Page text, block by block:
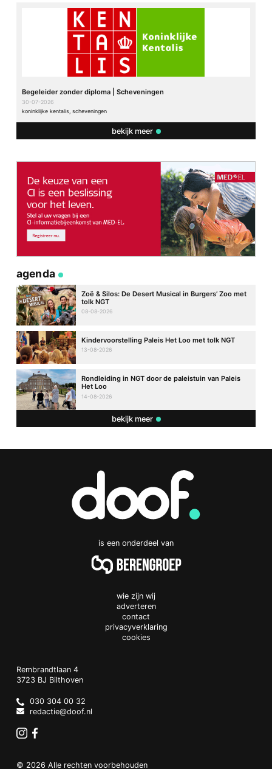
Begeleider zonder diploma | Scheveningen
30-07-2026
koninklijke kentalis, scheveningen
bekijk meer
agenda
Zoë & Silos: De Desert Musical in Burgers’ Zoo met
tolk NGT
08-08-2026
Kindervoorstelling Paleis Het Loo met tolk NGT
13-08-2026
Rondleiding in NGT door de paleistuin van Paleis
Het Loo
14-08-2026
bekijk meer
is een onderdeel van
wie zijn wij
adverteren
contact
privacyverklaring
cookies
Doof.nl
work
Rembrandtlaan 4
3723 BJ Bilthoven
Netherlands
030 304 00 32
redactie@doof.nl
© 2026 Alle rechten voorbehouden